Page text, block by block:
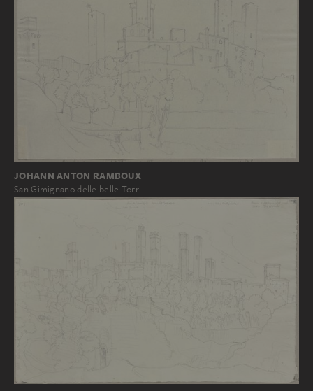
JOHANN ANTON RAMBOUX
San Gimignano delle belle Torri